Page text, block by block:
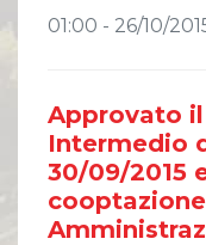
01:00 - 26/10/
Approvato
Intermedio
30/09/2015